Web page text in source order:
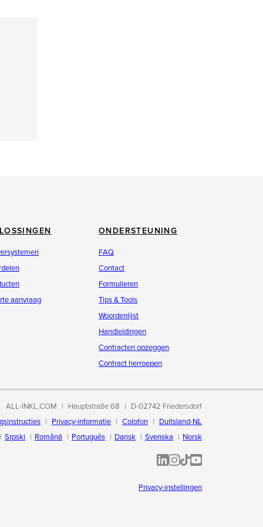
aanvraag
ONDERSTEUNING
FAQ
Contact
Formulieren
Tips & Tools
Woordenlijst
Handleidingen
Contracten opzeggen
Contract herroepen
ALL-INKL.COM Hauptstraße 68
D-02742 Friedersdorf
Privacy-informatie Colofon
Duitsland-NL
Srpski
Română Português Dansk Svenska Norsk
ALL-INKL.COM | LinkedIn
ALL-INKL.COM • Instagram
ALL-INKL.COM | TikTok
ALLINKL.COM -
Privacy-instellingen